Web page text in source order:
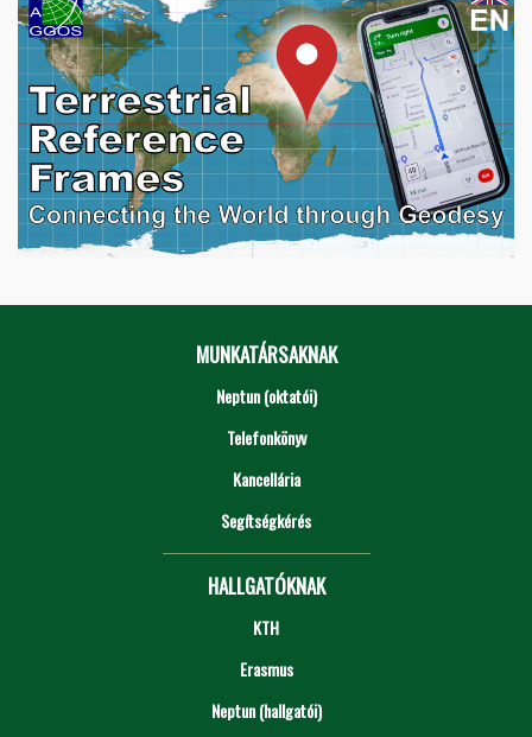
MUNKATÁRSAKNAK
Neptun (oktatói)
Telefonkönyv
Kancellária
Segítségkérés
HALLGATÓKNAK
KTH
Erasmus
Neptun (hallgatói)